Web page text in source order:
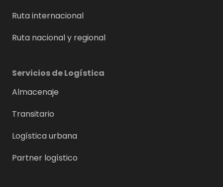
Ruta internacional
Ruta nacional y regional
Servicios de Logística
Almacenaje
Transitario
Logística urbana
Partner logístico